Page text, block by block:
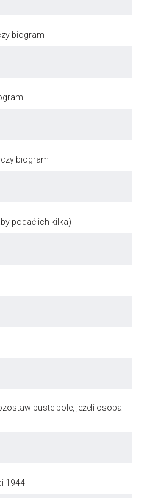
biogram
biogram
podać ich kilka)
puste pole, jeżeli osoba
1944